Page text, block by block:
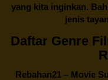
yang kita inginkan.
jenis
Daftar Genre
Rebahan21 – Movie